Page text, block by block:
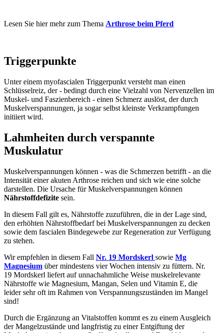
Lesen Sie hier mehr zum Thema Arthrose beim Pferd
Triggerpunkte
Unter einem myofascialen Triggerpunkt versteht man einen
Schlüsselreiz, der - bedingt durch eine Vielzahl von Nervenzellen im
Muskel- und Faszienbereich - einen Schmerz auslöst, der durch
Muskelverspannungen, ja sogar selbst kleinste Verkrampfungen
initiiert wird.
Lahmheiten durch verspannte
Muskulatur
Muskelverspannungen können - was die Schmerzen betrifft - an die
Intensität einer akuten Arthrose reichen und sich wie eine solche
darstellen. Die Ursache für Muskelverspannungen können
Nährstoffdefizite sein.
In diesem Fall gilt es, Nährstoffe zuzuführen, die in der Lage sind,
den erhöhten Nährstoffbedarf bei Muskelverspannungen zu decken
sowie dem fascialen Bindegewebe zur Regeneration zur Verfügung
zu stehen.
Wir empfehlen in diesem Fall Nr. 19 Mordskerl sowie Mg
Magnesium über mindestens vier Wochen intensiv zu füttern. Nr.
19 Mordskerl liefert auf unnachahmliche Weise muskelrelevante
Nährstoffe wie Magnesium, Mangan, Selen und Vitamin E, die
leider sehr oft im Rahmen von Verspannungszuständen im Mangel
sind!
Durch die Ergänzung an Vitalstoffen kommt es zu einem Ausgleich
der Mangelzustände und langfristig zu einer Entgiftung der